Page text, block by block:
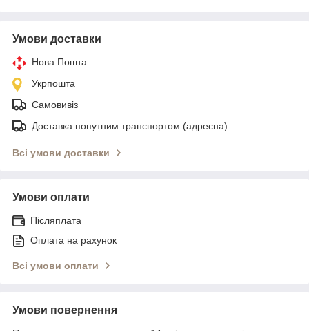
Умови доставки
Нова Пошта
Укрпошта
Самовивіз
Доставка попутним транспортом (адресна)
Всі умови доставки
Умови оплати
Післяплата
Оплата на рахунок
Всі умови оплати
Умови повернення